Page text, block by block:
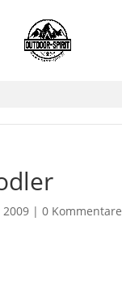
2009| 0 Kommentare